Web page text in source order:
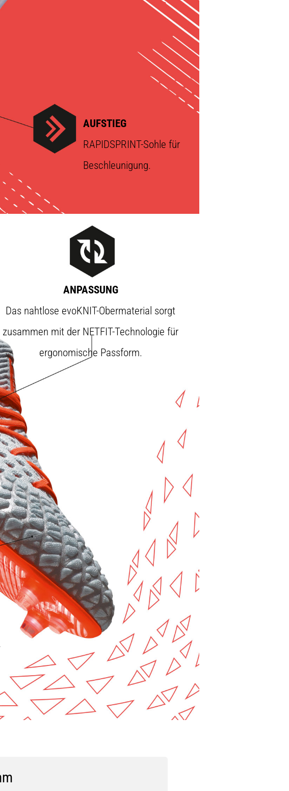
AUFSTIEG
RAPIDSPRINT-Sohle für
Beschleunigung.
ANPASSUNG
Das nahtlose evoKNIT-Obermaterial sorgt
zusammen mit der NETFIT-Technologie für
ergonomische Passform.